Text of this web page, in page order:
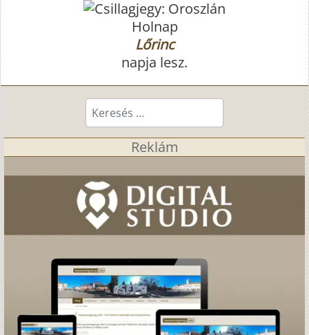
Holnap
Lőrinc
napja lesz.
Keresés...
Reklám